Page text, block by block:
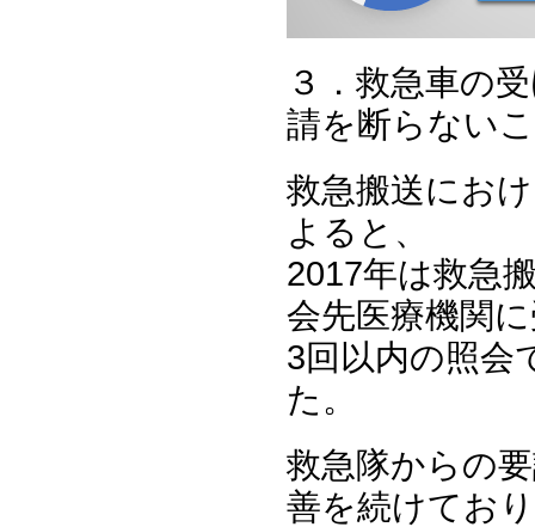
３．救急車の
請を断らない
救急搬送にお
よると、
2017年は救急
会先医療機関
3回以内の照会
た。
救急隊からの
善を続けてお